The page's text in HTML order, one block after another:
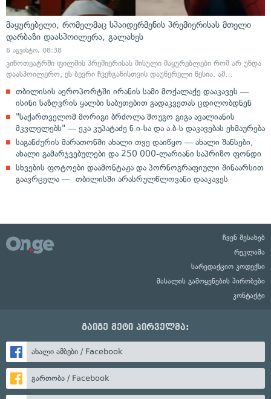
მაყურებელი, რომელმაც სპაიდერმენის პრემიერისას მთელი
დარბაზი დაასპოილერა, გალახეს
6 აგვისტო, 08:38
კინოთეატრში ფილმის პრემიერისას მისული მაყურებლები რომ არ უნდა
დაასპოილერო, ეს ბევრი ჩვენგანისთვის დაუწერელი წესია. ამ…
თბილისის აეროპორტში ირანის სამი მოქალაქე დააკავეს —
ისინი საზღვრის ყალბი საბუთებით გადაკვეთას ცდილობდნენ
"საქართველომ მორიგი ბრძოლა მოუგო გიგა ავალიანის
მკვლელებს" — ეკა კუპატაძე ნ.ი-სა და ა.ბ-ს დაკავებას ეხმაურება
საგანძურის მარათონში ახალი თვე დაიწყო — ახალი შანსები,
ახალი გამარჯვებულები და 250 000-ლარიანი საპრიზო ფონდი
სხვების ფოტოები დაამონტაჟა და პორნოგრაფიული შინაარსით
გაავრცელა — თბილისში არასრულწლოვანი დააკავეს
ჩვენ შესახებ
რეკლამა
სარედაქციო კოდექსი
მასალის გამოყენების პირობები
კონტაქტი
გაიგე მეტი პირველმა:
ახალი ამბები / Facebook
გართობა / Facebook